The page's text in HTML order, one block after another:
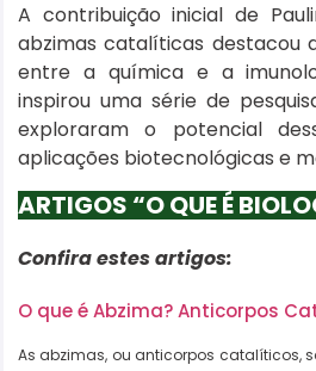
A contribuição inicial de
abzimas catalíticas destacou
entre a química e a
inspirou uma série de
exploraram o potencial
aplicações biotecnológicas e
ARTIGOS “O QUE É
Confira estes artigos:
O que é Abzima? Anticorpos
As abzimas, ou anticorpos catalíticos,